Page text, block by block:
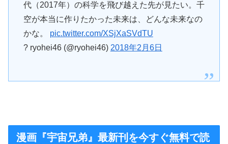
代（2017年）の科学を飛び越えた先が見たい。千
空が本当に作りたかった未来は、どんな未来なの
かな。 pic.twitter.com/XSjXaSVdTU
? ryohei46 (@ryohei46) 2018年2月6日
漫画『宇宙兄弟』最新刊を今すぐ無料で読